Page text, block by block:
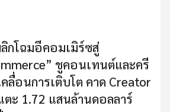
กโฉมอีคอมเมิร์ซสู่
ชูคอนเทนต์และครี
ลื่อนการเติบโต คาด Creator
ตะ 1.72 แสนล้านดอลลาร์